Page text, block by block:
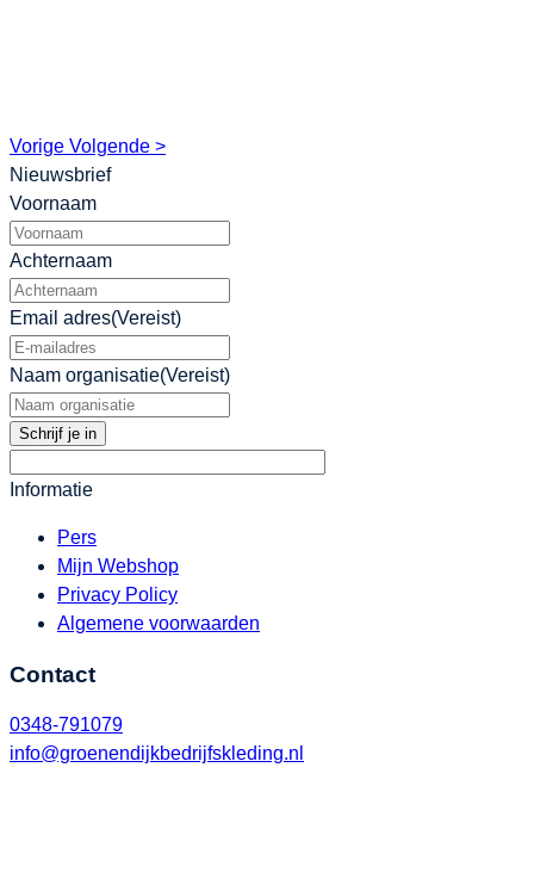
Vorige Volgende >
Nieuwsbrief
Voornaam
Achternaam
Email adres(Vereist)
Naam organisatie(Vereist)
Informatie
Pers
Mijn Webshop
Privacy Policy
Algemene voorwaarden
Contact
0348-791079
info@groenendijkbedrijfskleding.nl